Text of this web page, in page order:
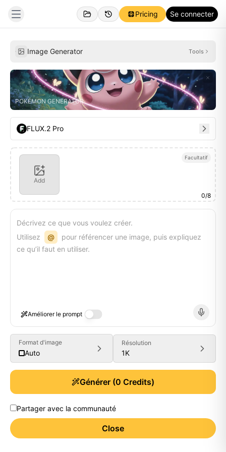
Pricing Se connecter
Image Generator Tools
POKÉMON GENERATOR
FLUX.2 Pro
Facultatif
Add
0/8
Décrivez ce que vous voulez créer.
Utilisez
@
pour référencer une image, puis expliquez
ce qu’il faut en utiliser.
Améliorer le prompt
Format d'image
Auto
Résolution
1K
Générer (0 Credits)
Partager avec la communauté
Close
Generate